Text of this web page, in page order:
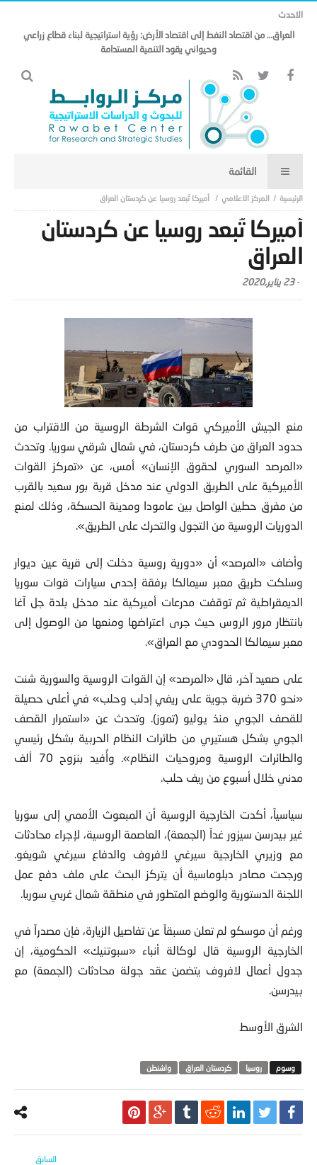
الاحدث
العراق… من اقتصاد النفط إلى اقتصاد الأرض: رؤية استراتيجية لبناء قطاع زراعي
وحيواني يقود التنمية المستدامة
المركز الاعلامي أميركا تُبعد روسيا عن كردستان العراق
أميركا تُبعد روسيا عن كردستان
العراق
-23 يناير,2020
منع الجيش الأميركي قوات الشرطة الروسية من الاقتراب من
حدود العراق من طرف كردستان، في شمال شرقي سوريا. وتحدث
«المرصد السوري لحقوق الإنسان» أمس، عن «تمركز القوات
الأميركية على الطريق الدولي عند مدخل قرية بور سعيد بالقرب
من مفرق حطين الواصل بين عامودا ومدينة الحسكة، وذلك لمنع
الدوريات الروسية من التجول والتحرك على الطريق».
وأضاف «المرصد» أن «دورية روسية دخلت إلى قرية عين ديوار
وسلكت طريق معبر سيمالكا برفقة إحدى سيارات قوات سوريا
الديمقراطية ثم توقفت مدرعات أميركية عند مدخل بلدة جل آغا
بانتظار مرور الروس حيث جرى اعتراضها ومنعها من الوصول إلى
معبر سيمالكا الحدودي مع العراق».
على صعيد آخر، قال «المرصد» إن القوات الروسية والسورية شنت
«نحو 370 ضربة جوية على ريفي إدلب وحلب» في أعلى حصيلة
للقصف الجوي منذ يوليو (تموز). وتحدث عن «استمرار القصف
الجوي بشكل هستيري من طائرات النظام الحربية بشكل رئيسي
والطائرات الروسية ومروحيات النظام». وأُفيد بنزوح 70 ألف
مدني خلال أسبوع من ريف حلب.
سياسياً، أكدت الخارجية الروسية أن المبعوث الأممي إلى سوريا
غير بيدرسن سيزور غداً (الجمعة)، العاصمة الروسية، لإجراء محادثات
مع وزيري الخارجية سيرغي لافروف والدفاع سيرغي شويغو.
ورجحت مصادر دبلوماسية أن يتركز البحث على ملف دفع عمل
اللجنة الدستورية والوضع المتطور في منطقة شمال غربي سوريا.
ورغم أن موسكو لم تعلن مسبقاً عن تفاصيل الزيارة، فإن مصدراً في
الخارجية الروسية قال لوكالة أنباء «سبوتنيك» الحكومية، إن
جدول أعمال لافروف يتضمن عقد جولة محادثات (الجمعة) مع
بيدرسن.
الشرق الأوسط
روسيا كردستان العراق واشنطن